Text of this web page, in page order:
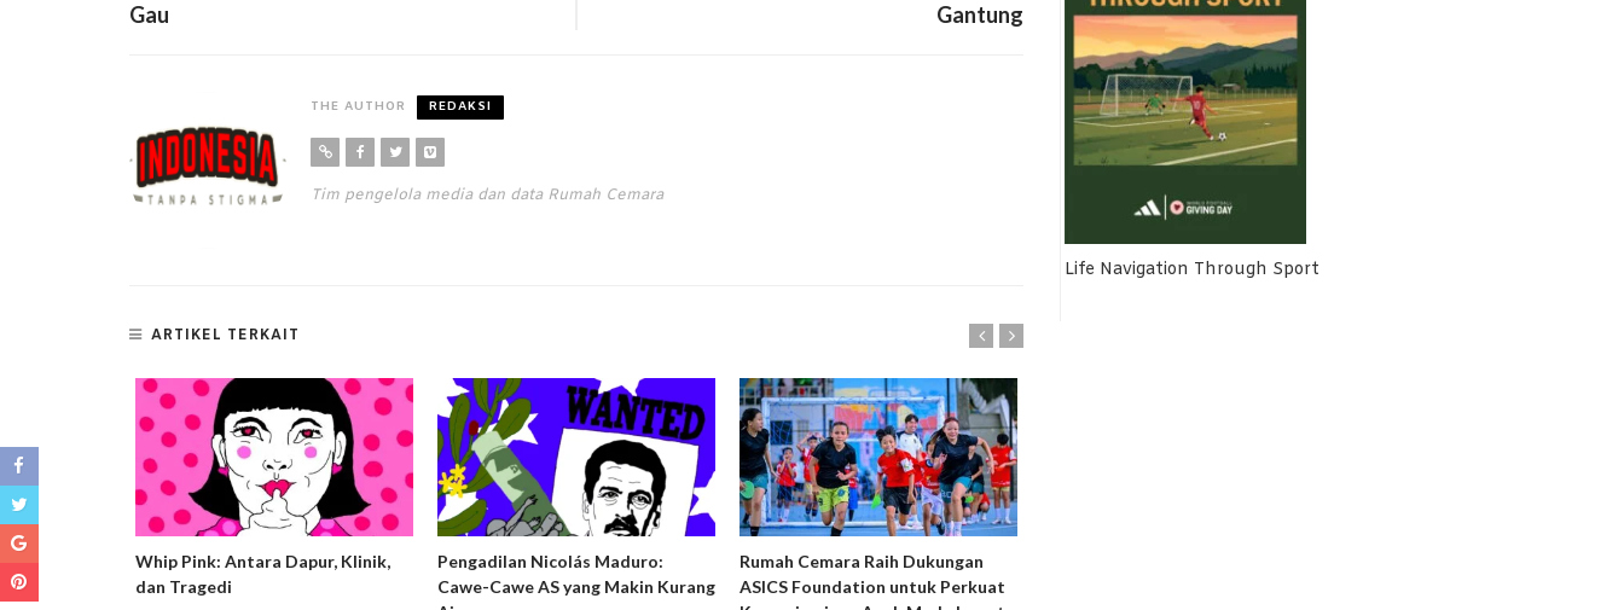
Gau Gantung
THE AUTHOR REDAKSI
Tim pengelola media dan data Rumah Cemara
ARTIKEL TERKAIT
Harm
dan
Whip Pink: Antara Dapur, Klinik,
dan Tragedi
Pengadilan Nicolás Maduro:
Cawe-Cawe AS yang Makin Kurang
Rumah Cemara Raih Dukungan
ASICS Foundation untuk Perkuat
Life Navigation Through Sport